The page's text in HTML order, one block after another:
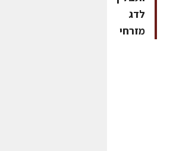
לדג
מזרחי